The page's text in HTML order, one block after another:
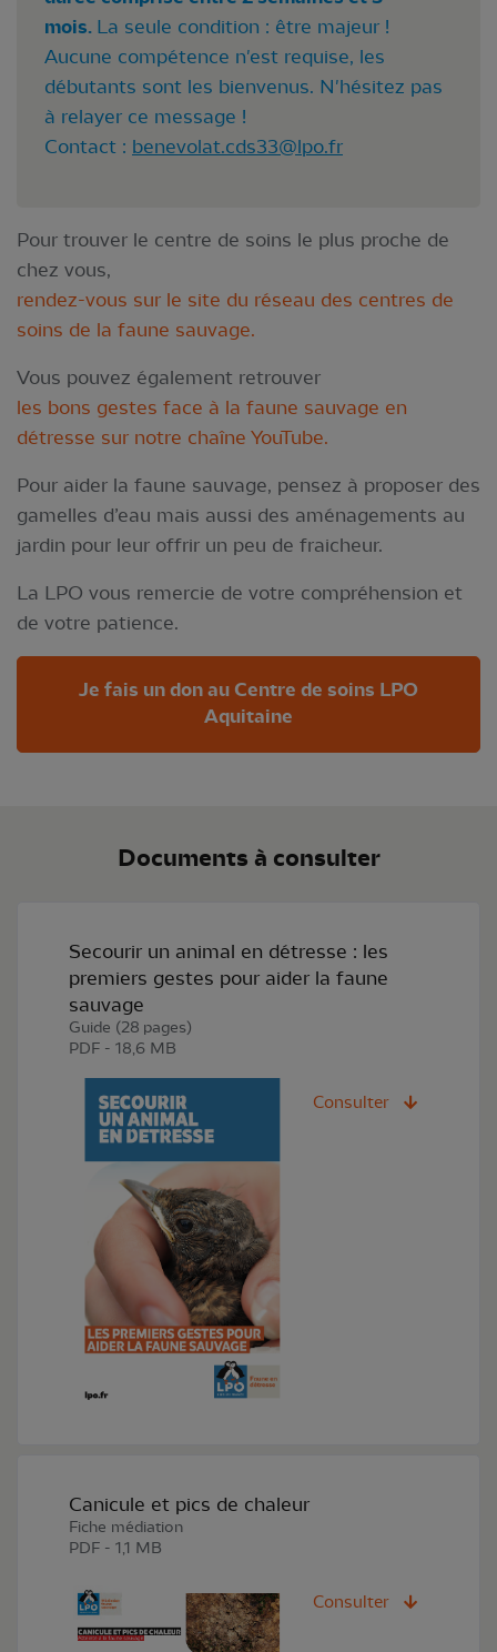
mois. La seule condition : être majeur !
Aucune compétence n'est requise, les
débutants sont les bienvenus. N'hésitez pas
à relayer ce message !
Contact : benevolat.cds33@lpo.fr
Pour trouver le centre de soins le plus proche de
chez vous,
rendez-vous sur le site du réseau des centres de
soins de la faune sauvage.
Vous pouvez également retrouver
les bons gestes face à la faune sauvage en
détresse sur notre chaîne YouTube.
Pour aider la faune sauvage, pensez à proposer des
gamelles d’eau mais aussi des aménagements au
jardin pour leur offrir un peu de fraicheur.
La LPO vous remercie de votre compréhension et
de votre patience.
Je fais un don au Centre de soins LPO
Aquitaine
Documents à consulter
Secourir un animal en détresse : les
premiers gestes pour aider la faune
sauvage
Guide (28 pages)
PDF - 18,6 MB
Consulter
Canicule et pics de chaleur
Fiche médiation
PDF - 1,1 MB
Consulter